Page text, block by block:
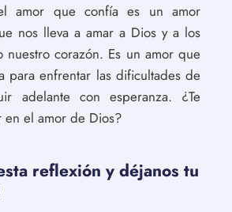
amor que confía es un amor
nos lleva a amar a Dios y a los
nuestro corazón. Es un amor que
para enfrentar las dificultades de
adelante con esperanza. ¿Te
en el amor de Dios?
reflexión y déjanos tu